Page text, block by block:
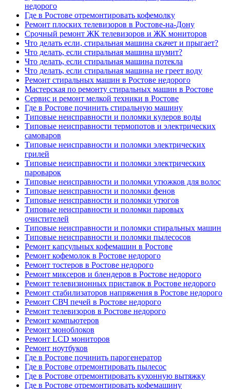
недорого
Где в Ростове отремонтировать кофемолку
Ремонт плоских телевизоров в Ростове-на-Дону
Срочный ремонт ЖК телевизоров и ЖК мониторов
Что делать если, стиральная машина скачет и прыгает?
Что делать, если стиральная машина шумит?
Что делать, если стиральная машина потекла
Что делать, если стиральная машина не греет воду
Ремонт стиральных машин в Ростове недорого
Мастерская по ремонту стиральных машин в Ростове
Сервис и ремонт мелкой техники в Ростове
Где в Ростове починить стиральную машину
Типовые неисправности и поломки кулеров воды
Типовые неисправности термопотов и электрических
самоваров
Типовые неисправности и поломки электрических
грилей
Типовые неисправности и поломки электрических
пароварок
Типовые неисправности и поломки утюжков для волос
Типовые неисправности и поломки фенов
Типовые неисправности и поломки утюгов
Типовые неисправности и поломки паровых
очистителей
Типовые неисправности и поломки стиральных машин
Типовые неисправности и поломки пылесосов
Ремонт капсульных кофемашин в Ростове
Ремонт кофемолок в Ростове недорого
Ремонт тостеров в Ростове недорого
Ремонт миксеров и блендеров в Ростове недорого
Ремонт телевизионных приставок в Ростове недорого
Ремонт стабилизаторов напряжения в Ростове недорого
Ремонт СВЧ печей в Ростове недорого
Ремонт телевизоров в Ростове недорого
Ремонт компьютеров
Ремонт моноблоков
Ремонт LCD мониторов
Ремонт ноутбуков
Где в Ростове починить парогенератор
Где в Ростове отремонтировать пылесос
Где в Ростове отремонтировать кухонную вытяжку
Где в Ростове отремонтировать кофемашину